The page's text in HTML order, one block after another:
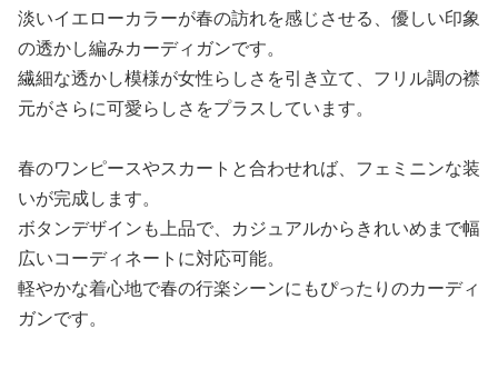
淡いイエローカラーが春の訪れを感じさせる、優しい印象
の透かし編みカーディガンです。
繊細な透かし模様が女性らしさを引き立て、フリル調の襟
元がさらに可愛らしさをプラスしています。
春のワンピースやスカートと合わせれば、フェミニンな装
いが完成します。
ボタンデザインも上品で、カジュアルからきれいめまで幅
広いコーディネートに対応可能。
軽やかな着心地で春の行楽シーンにもぴったりのカーディ
ガンです。